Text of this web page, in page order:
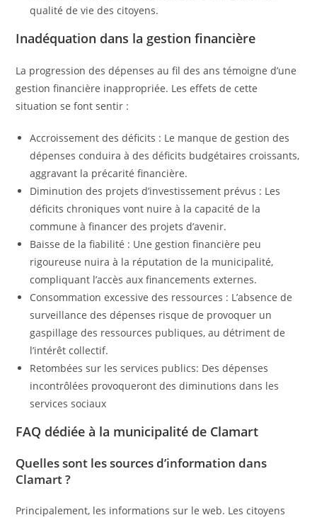
qualité de vie des citoyens.
Inadéquation dans la gestion financière
La progression des dépenses au fil des ans témoigne d’une
gestion financière inappropriée. Les effets de cette
situation se font sentir :
Accroissement des déficits : Le manque de gestion des
dépenses conduira à des déficits budgétaires croissants,
aggravant la précarité financière.
Diminution des projets d’investissement prévus : Les
déficits chroniques vont nuire à la capacité de la
commune à financer des projets d’avenir.
Baisse de la fiabilité : Une gestion financière peu
rigoureuse nuira à la réputation de la municipalité,
compliquant l’accès aux financements externes.
Consommation excessive des ressources : L’absence de
surveillance des dépenses risque de provoquer un
gaspillage des ressources publiques, au détriment de
l’intérêt collectif.
Retombées sur les services publics: Des dépenses
incontrôlées provoqueront des diminutions dans les
services sociaux
FAQ dédiée à la municipalité de Clamart
Quelles sont les sources d’information dans
Clamart ?
Principalement, les informations sur le web. Les citoyens